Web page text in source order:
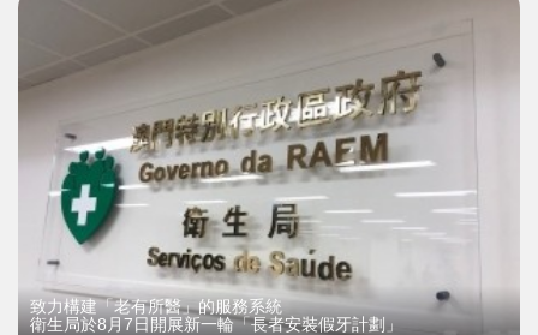
致力構建「老有所醫」的服務系統
衛生局於8月7日開展新一輪「長者安裝假牙計劃」